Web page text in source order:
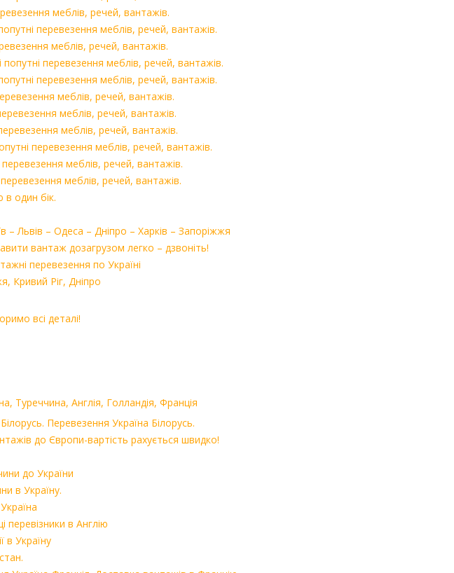
меблів, речей, вантажів.
перевезення меблів, речей, вантажів.
меблів, речей, вантажів.
перевезення меблів, речей, вантажів.
перевезення меблів, речей, вантажів.
меблів, речей, вантажів.
меблів, речей, вантажів.
меблів, речей, вантажів.
перевезення меблів, речей, вантажів.
меблів, речей, вантажів.
меблів, речей, вантажів.
один бік.
– Львів – Одеса – Дніпро – Харків – Запоріжжя
вантаж дозагрузом легко – дзвоніть!
перевезення по Україні
Кривий Ріг, Дніпро
всі деталі!
Туреччина, Англія, Голландія, Франція
Перевезення Україна Білорусь.
до Європи-вартість рахується швидко!
до України
в Україну.
перевізники в Англію
в Україну